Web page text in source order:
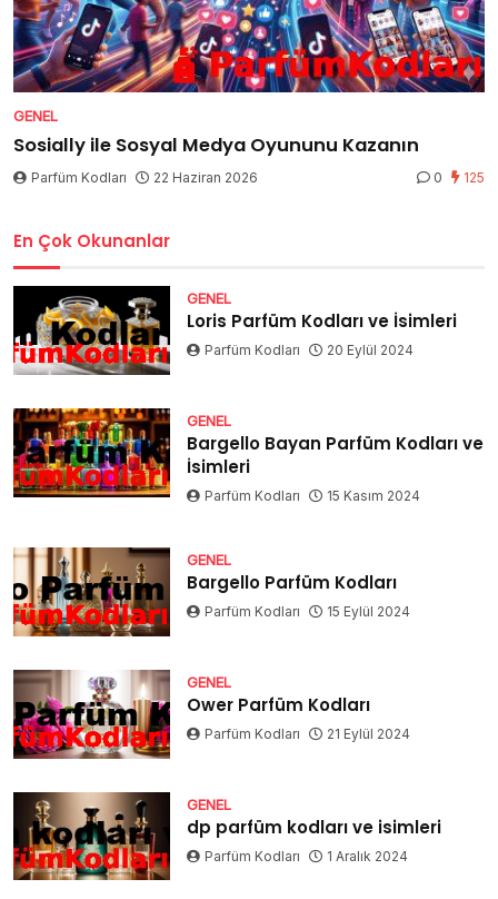
GENEL
Sosially ile Sosyal Medya Oyununu Kazanın
Parfüm Kodları 22 Haziran 2026 0 125
En Çok Okunanlar
GENEL
Loris Parfüm Kodları ve İsimleri
Parfüm Kodları 20 Eylül 2024
GENEL
Bargello Bayan Parfüm Kodları ve
İsimleri
Parfüm Kodları 15 Kasım 2024
GENEL
Bargello Parfüm Kodları
Parfüm Kodları 15 Eylül 2024
GENEL
Ower Parfüm Kodları
Parfüm Kodları 21 Eylül 2024
GENEL
dp parfüm kodları ve isimleri
Parfüm Kodları 1 Aralık 2024